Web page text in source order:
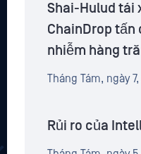
Shai-Hulud tái
ChainDrop tấn
nhiễm hàng
Tháng Tám, ngày
Rủi ro của